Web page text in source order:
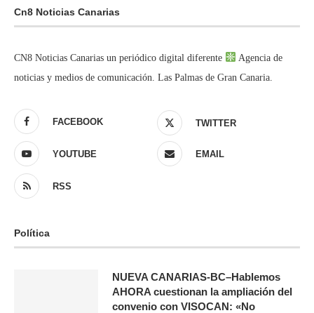
Cn8 Noticias Canarias
CN8 Noticias Canarias un periódico digital diferente
Agencia de
noticias y medios de comunicación. Las Palmas de Gran Canaria.
FACEBOOK TWITTER
YOUTUBE EMAIL
RSS
Política
NUEVA CANARIAS-BC–Hablemos
AHORA cuestionan la ampliación del
convenio con VISOCAN: «No